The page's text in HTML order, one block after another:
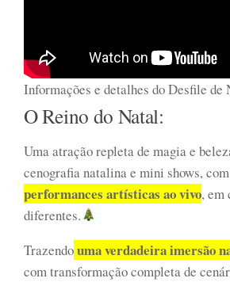
Informações e detalhes do Desfile de
O Reino do Natal:
Uma atração repleta de magia e
cenografia natalina e mini shows,
performances artísticas ao vivo, em
diferentes.
Trazendouma verdadeira imersão
com transformação completa de